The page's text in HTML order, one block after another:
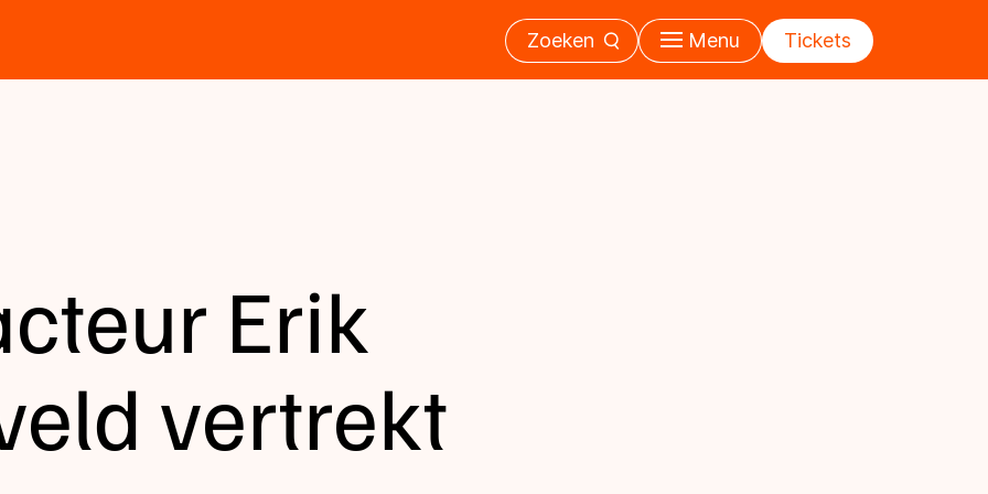
Zoeken Menu Tickets
Erik
vertrekt